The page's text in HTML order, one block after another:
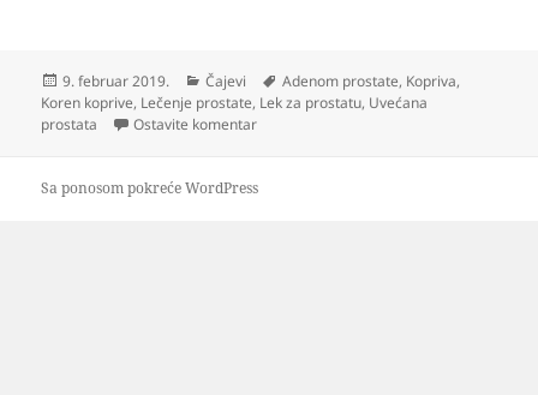
Objavljeno
9. februar 2019. Kategorije
Čajevi Oznake
Adenom prostate, Kopriva,
Koren koprive, Lečenje prostate, Lek za prostatu, Uvećana
prostata
Ostavite komentarna Čaj od korena koprive za prostatu
Sa ponosom pokreće WordPress